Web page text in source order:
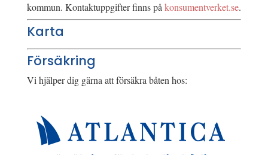
kommun. Kontaktuppgifter finns på konsumentverket.se.
Karta
Försäkring
Vi hjälper dig gärna att försäkra båten hos: